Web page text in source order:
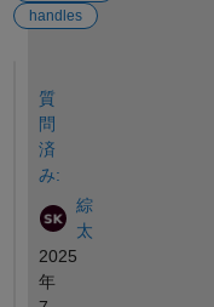
handles
質
問
済
み:
綜
太
2025
年